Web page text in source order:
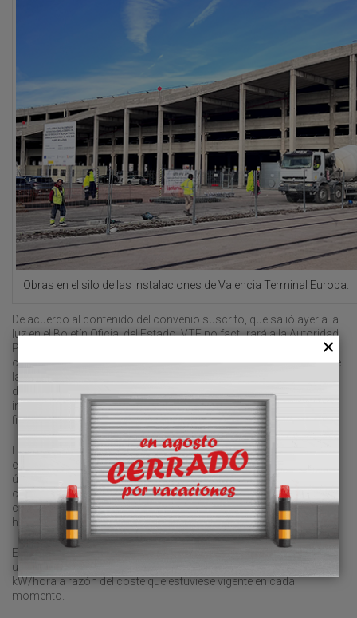
Obras en el silo de las instalaciones de Valencia Terminal Europa.
De acuerdo al contenido del convenio suscrito, que salió ayer a la
luz en el Boletín Oficial del Estado, VTE no facturará a la Autoridad
Portuaria ninguna cantidad alguna en concepto de alquiler o
cualquier otro relacionado con la ocupación y funcionamiento de
la planta solar fotovoltaica. Eso sí, la estibadora quedará exenta
del pago de los consumos energéticos que se produzcan en sus
instalaciones desde la entrada en vigor del convenio y hasta la
finalización del mismo.
La Autoridad Portuaria ha establecido un umbral de consumo
eléctrico de 840.000 kWh/año, de acuerdo a la media de los
últimos años. Este volumen será incrementado en un 15 por
ciento en el tercer año de vigencia del contrato, que servirá para el
cálculo del consumo a lo largo de la vida útil de la instalación
hasta 2048, fecha en la que vence la concesión al grupo italiano.
El convenio estipula que en el caso de que VTE superase ese
umbral de consumo eléctrico, la Autoridad Portuaria facturaría el
kW/hora a razón del coste que estuviese vigente en cada
momento.